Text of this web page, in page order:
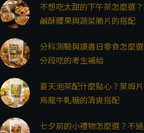
不想吃太甜的下午茶怎麼選
鹹酥腰果與蔬菜脆片的搭配
分科測驗與讀書日零食怎麼
分段吃的考生補給
夏天泡茶配什麼點心？萊姆
烏龍牛軋糖的清爽搭配
七夕前的小禮物怎麼選？不